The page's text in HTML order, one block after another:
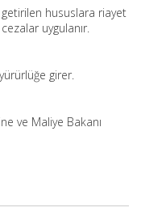
hususlara riayet
uygulanır.
girer.
ve Maliye Bakanı